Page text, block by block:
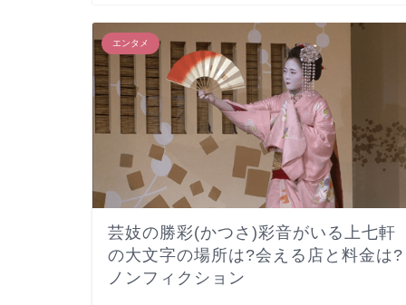
エンタメ
芸妓の勝彩(かつさ)彩音がいる上七軒
の大文字の場所は?会える店と料金は?
ノンフィクション